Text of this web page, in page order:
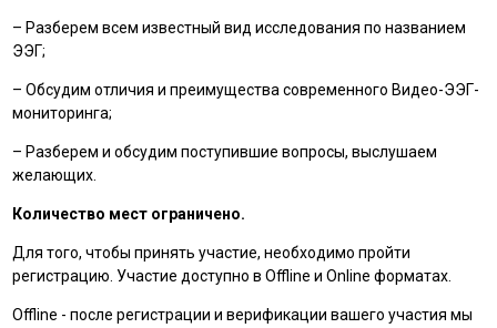
– Разберем всем известный вид исследования по названием
ЭЭГ;
– Обсудим отличия и преимущества современного Видео-ЭЭГ-
мониторинга;
– Разберем и обсудим поступившие вопросы, выслушаем
желающих.
Количество мест ограничено.
Для того, чтобы принять участие, необходимо пройти
регистрацию. Участие доступно в Offline и Online форматах.
Offline - после регистрации и верификации вашего участия мы